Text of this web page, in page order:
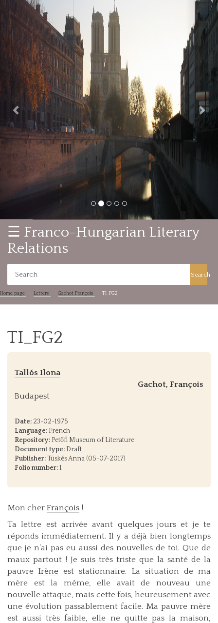
Previous
☰ Franco-Hungarian Literary
Relations
Search
Home page Letters Gachot François TI_FG2
TI_FG2
Tallós Ilona
Gachot, François
Budapest
Date: 23-02-1975
Language: French
Repository: Petőfi Museum of Literature
Document type: Draft
Publisher: Tüskés Anna (05-07-2017)
Folio number:1
Mon cher François !
Ta lettre est arrivée avant quelques jours et je te
réponds immédiatement. Il y a déjà bien longtemps
que je n’ai pas eu aussi des nouvelles de toi. Que de
maux partout ! Je suis très triste que la santé de la
pauvreIrène est stationnaire. La situation de ma
mère est la même, elle avait de nouveau une
nouvelle attaque, mais cette fois, heureusement avec
une évolution passablement facile. Ma pauvre mère
est aussi très faible, elle ne quitte pas la maison,